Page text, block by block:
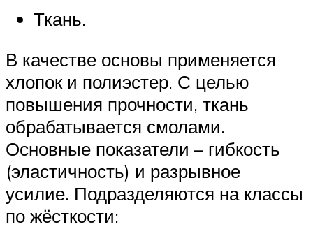
Ткань.
В качестве основы применяется
хлопок и полиэстер. С целью
повышения прочности, ткань
обрабатывается смолами.
Основные показатели – гибкость
(эластичность) и разрывное
усилие. Подразделяются на классы
по жёсткости: